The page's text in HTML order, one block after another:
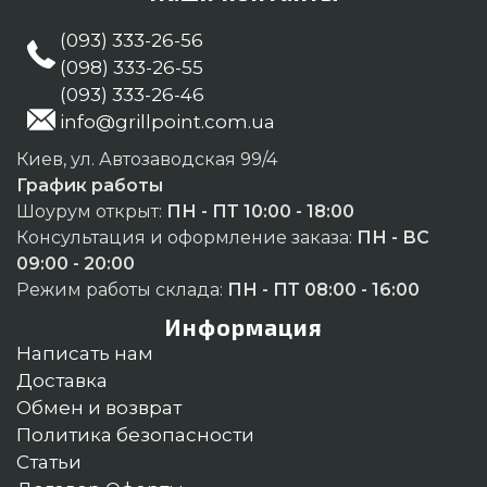
(093) 333-26-56
(098) 333-26-55
(093) 333-26-46
info@grillpoint.com.ua
Киев, ул. Автозаводская 99/4
График работы
Шоурум открыт: ПН - ПТ 10:00 - 18:00
Консультация и оформление заказа: ПН - ВС
09:00 - 20:00
Режим работы склада: ПН - ПТ 08:00 - 16:00
Информация
Написать нам
Доставка
Обмен и возврат
Политика безопасности
Статьи